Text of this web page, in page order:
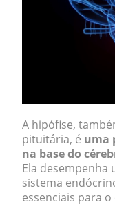
A hipófise,
pituitária, é uma
na base do
Ela desempenha
sistema
essenciais para